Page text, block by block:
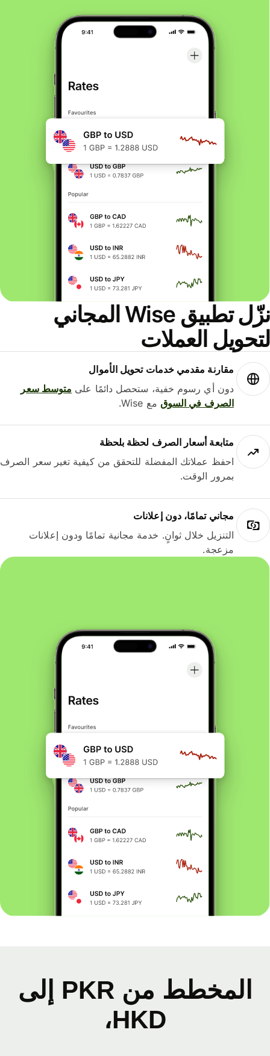
نزّل تطبيق Wise المجاني
العملات
مقارنة مقدمي خدمات تحويل الأموال
دون أي رسوم خفية، ستحصل دائمًا علىمتوسط ​​سعر
الصرف في السوقمع Wise.
متابعة أسعار الصرف لحظة بلحظة
احفظ عملاتك المفضلة للتحقق من كيفية تغير سعر الصرف
بمرور الوقت.
مجاني تمامًا، دون إعلانات
التنزيل خلال ثوانٍ. خدمة مجانية تمامًا ودون إعلانات
مزعجة.
المخطط من PKR إلى
HKD،